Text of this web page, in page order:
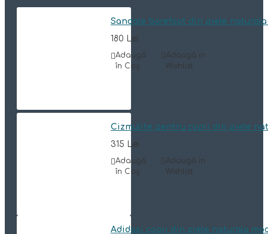
Sandale barefoot din piele naturala
180 Lei
Adaugă
în Coş
Adaugă in
Wishlist
Cizmulite pentru copii din piele
315 Lei
Adaugă
în Coş
Adaugă in
Wishlist
Adidasi copii din piele naturala